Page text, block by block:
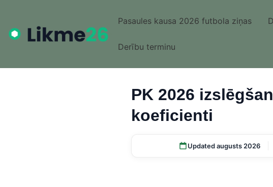
Pasaules kausa 2026 futbola ziņas
Derību terminu
PK 2026
koeficienti
Updated augusts 2026